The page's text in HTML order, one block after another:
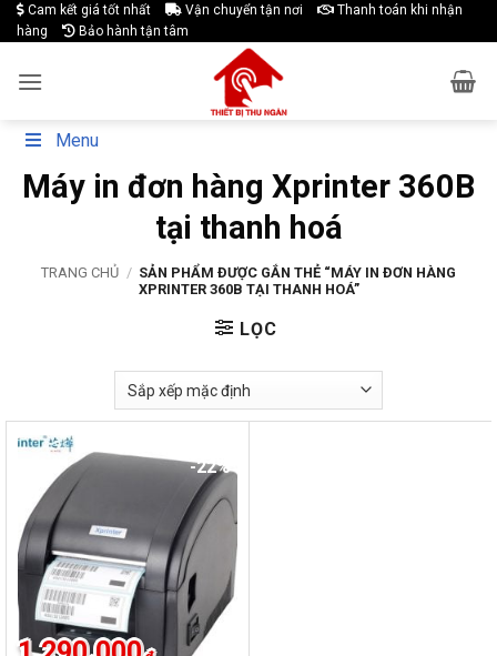
Skip
to
Cam kết giá tốt nhất Vận chuyển tận nơi
Thanh toán khi nhận
hàng
Bảo hành tận tâm
Menu
Máy in đơn hàng Xprinter 360B
tại thanh hoá
TRANG CHỦ / SẢN PHẨM ĐƯỢC GẮN THẺ “MÁY IN ĐƠN HÀNG
XPRINTER 360B TẠI THANH HOÁ”
LỌC
-22%